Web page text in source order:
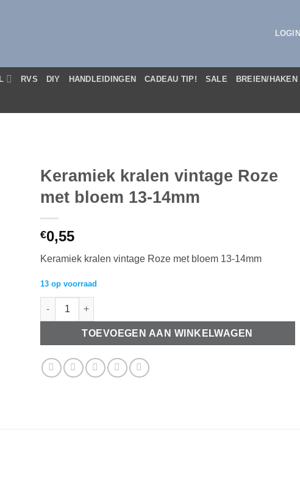
LOGIN
RVS DIY HANDLEIDINGEN CADEAU TIP! SALE BREIEN/HAKEN
Keramiek kralen vintage Roze
met bloem 13-14mm
€0,55
Keramiek kralen vintage Roze met bloem 13-14mm
13 op voorraad
Keramiek kralen vintage Roze met bloem 13-14mm aantal
TOEVOEGEN AAN WINKELWAGEN